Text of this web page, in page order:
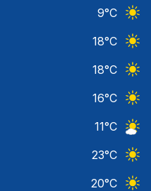
9°C
18°C
18°C
16°C
11°C
23°C
20°C